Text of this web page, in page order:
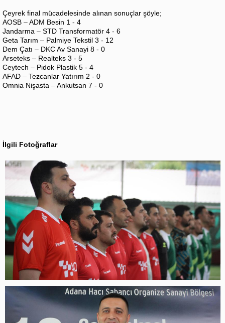
Çeyrek final mücadelesinde alınan sonuçlar şöyle;
AOSB – ADM Besin 1 - 4
Jandarma – STD Transformatör 4 - 6
Geta Tarım – Palmiye Tekstil 3 - 12
Dem Çatı – DKC Av Sanayi 8 - 0
Arseteks – Realteks 3 - 5
Ceytech – Pidok Plastik 5 - 4
AFAD – Tezcanlar Yatırım 2 - 0
Omnia Nişasta – Ankutsan 7 - 0
İlgili Fotoğraflar